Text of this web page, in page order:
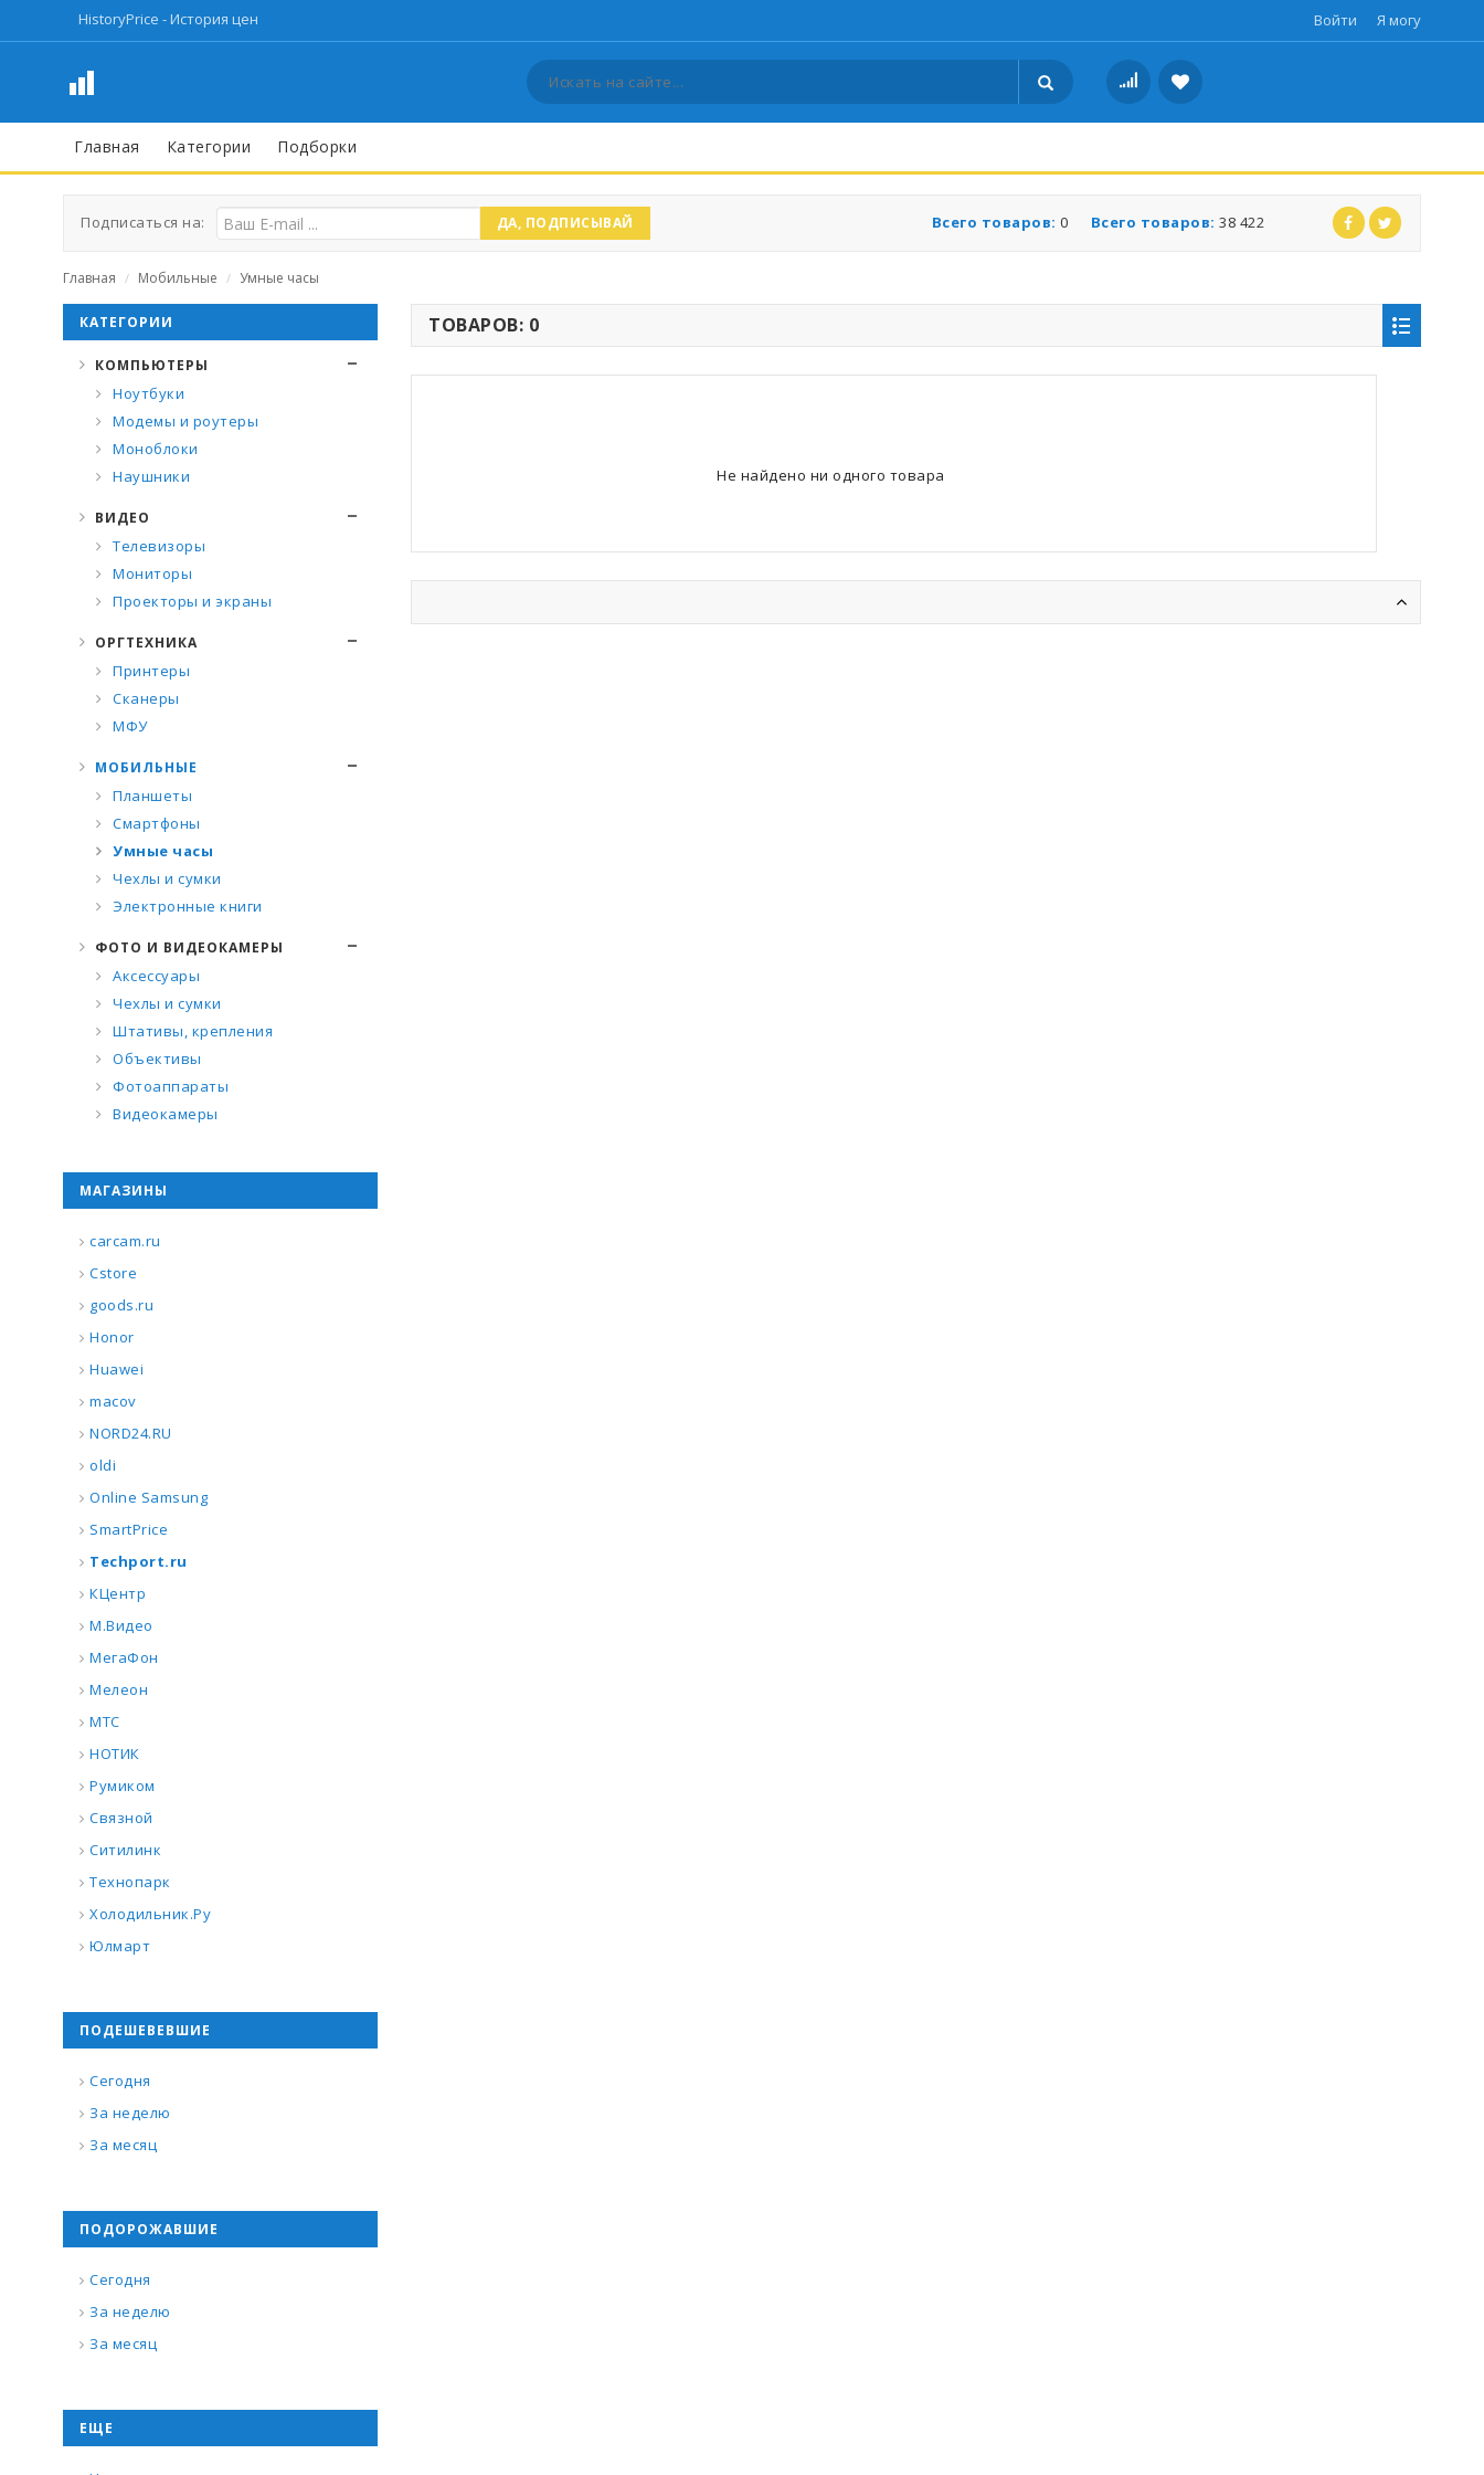
HistoryPrice - История цен Войти Я могу
Главная Категории Подборки
Подписаться на: ДА, ПОДПИСЫВАЙ Всего товаров: 38 422
Всего товаров: 0
Главная / Мобильные / Умные часы
ТОВАРОВ: 0
Не найдено ни одного товара
КАТЕГОРИИ
КОМПЬЮТЕРЫ
Ноутбуки
Модемы и роутеры
Моноблоки
Наушники
ВИДЕО
Телевизоры
Мониторы
Проекторы и экраны
ОРГТЕХНИКА
Принтеры
Сканеры
МФУ
МОБИЛЬНЫЕ
Планшеты
Смартфоны
Умные часы
Чехлы и сумки
Электронные книги
ФОТО И ВИДЕОКАМЕРЫ
Аксессуары
Чехлы и сумки
Штативы, крепления
Объективы
Фотоаппараты
Видеокамеры
МАГАЗИНЫ
carcam.ru
Cstore
goods.ru
Honor
Huawei
macov
NORD24.RU
oldi
Online Samsung
SmartPrice
Techport.ru
КЦентр
М.Видео
МегаФон
Мелеон
МТС
НОТИК
Румиком
Связной
Ситилинк
Технопарк
Холодильник.Ру
Юлмарт
ПОДЕШЕВЕВШИЕ
Сегодня
За неделю
За месяц
ПОДОРОЖАВШИЕ
Сегодня
За неделю
За месяц
ЕЩЕ